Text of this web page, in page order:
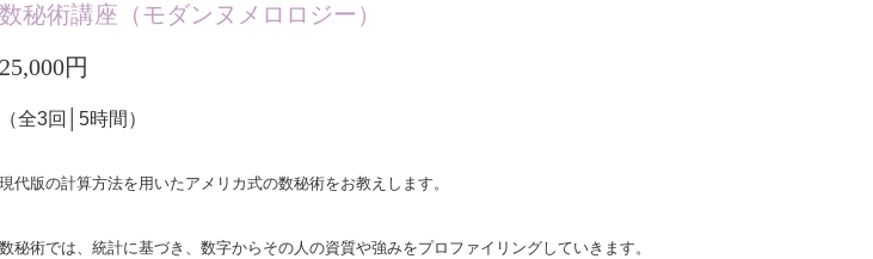
数秘術講座（モダンヌメロロジー）
25,000円
（全3回│5時間）
現代版の計算方法を用いたアメリカ式の数秘術をお教えします。
数秘術では、統計に基づき、数字からその人の資質や強みをプロファイリングしていきます。